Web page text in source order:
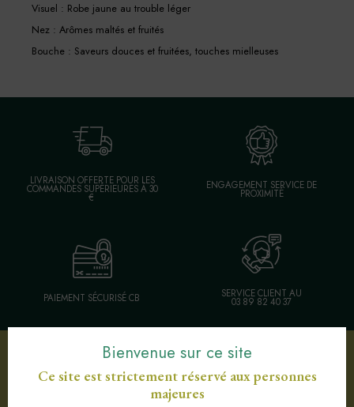
Visuel : Robe jaune au trouble léger
Nez : Arômes maltés et fruités
Bouche : Saveurs douces et fruitées, touches mielleuses
LIVRAISON OFFERTE POUR LES
COMMANDES SUPÉRIEURES À 30
€
ENGAGEMENT SERVICE DE
PROXIMITÉ
PAIEMENT SÉCURISÉ CB SERVICE CLIENT AU
03 89 82 40 37
Votre sélection d'articles
Bienvenue sur ce site
Ce site est strictement réservé aux personnes
majeures